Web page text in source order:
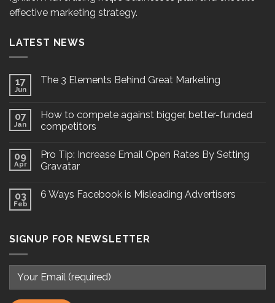
effective marketing strategy.
LATEST NEWS
17
Jun
The 3 Elements Behind Great Marketing
07
Jan
How to compete against bigger, better-funded
competitors
09
Apr
Pro Tip: Increase Email Open Rates By Setting
Gravatar
03
Feb
6 Ways Facebook is Misleading Advertisers
SIGNUP FOR NEWSLETTER